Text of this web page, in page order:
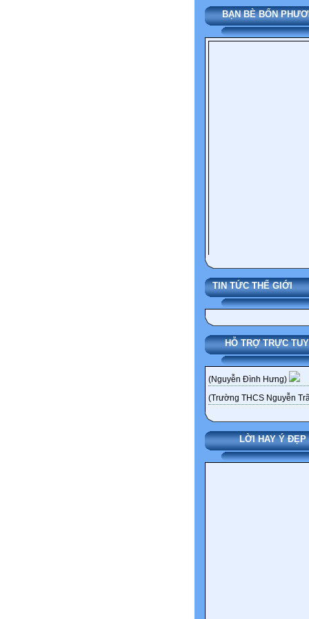
BẠN BÈ BỐN
TIN TỨC THẾ
HỖ TRỢ TRỰC
(Nguyễn Đình Hưng)
(Trường THCS Nguyễn
LỜI HAY Ý ĐẸP